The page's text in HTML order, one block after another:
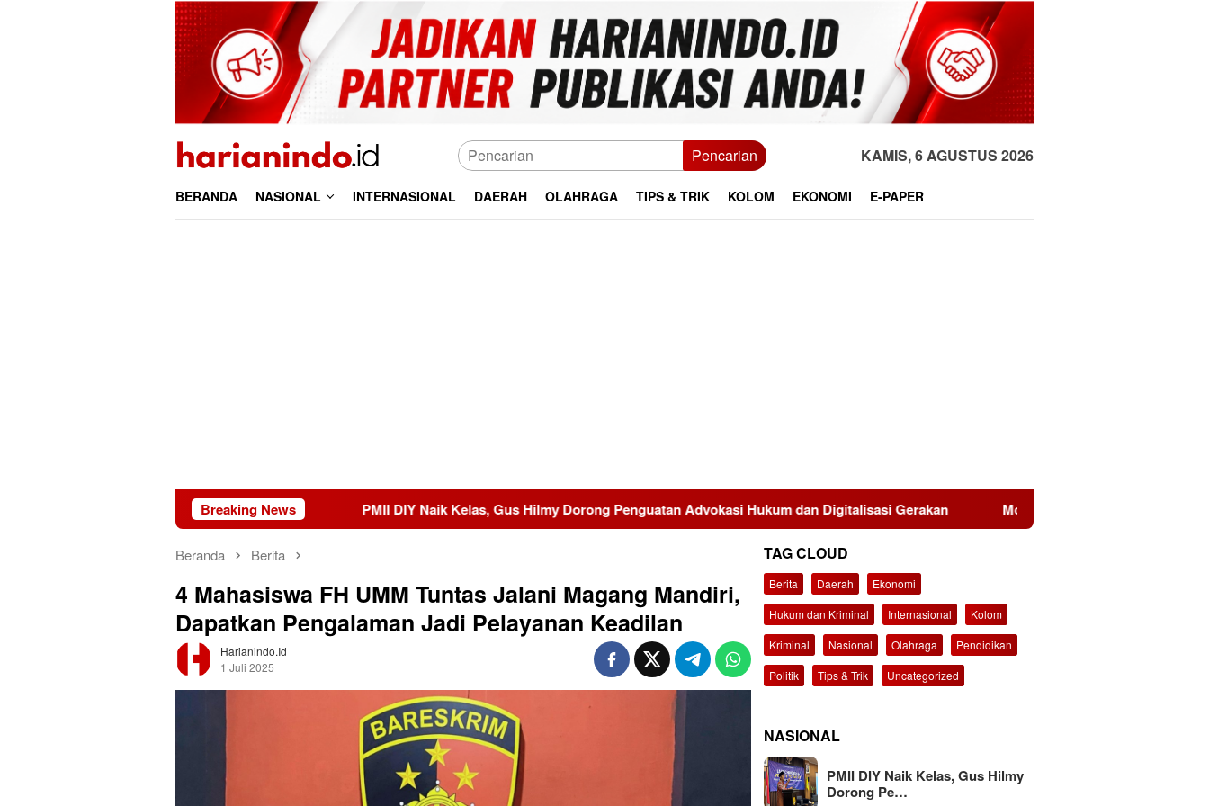
Pencarian KAMIS, 6 AGUSTUS 2026
BERANDA NASIONAL INTERNASIONAL DAERAH OLAHRAGA TIPS & TRIK KOLOM EKONOMI E-PAPER
Breaking News
PMII DIY Naik Kelas, Gus Hilmy Dorong Penguatan Advokasi Hukum dan Digitalisasi Gerakan Moh Ali Murtadho, Alumni UTM yang Berkiprah dalam
Beranda Berita
4 Mahasiswa FH UMM Tuntas Jalani Magang Mandiri,
Dapatkan Pengalaman Jadi Pelayanan Keadilan
Harianindo.id
1 Juli 2025
TAG CLOUD
Berita Daerah
Ekonomi
Hukum dan Kriminal
Internasional
Kolom
Kriminal
Nasional Olahraga
Pendidikan
Politik
Tips & Trik Uncategorized
NASIONAL
PMII DIY Naik Kelas, Gus Hilmy
Dorong Pe…